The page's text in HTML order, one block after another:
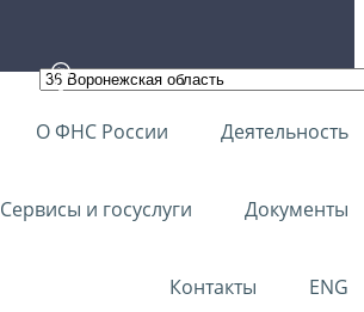
О ФНС России Деятельность
Сервисы и госуслуги Документы
Контакты ENG